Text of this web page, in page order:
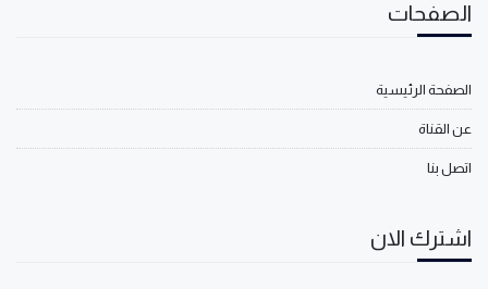
الصفحات
الصفحة الرئيسية
عن القناة
اتصل بنا
اشترك الان